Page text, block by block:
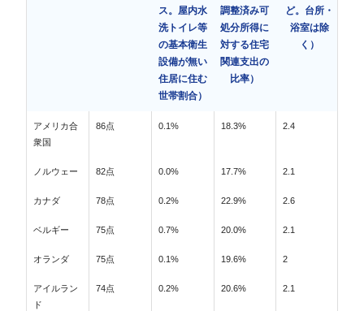
ス。屋内水
洗トイレ等
の基本衛生
設備が無い
住居に住む
世帯割合）
調整済み可
処分所得に
対する住宅
関連支出の
比率）
ど。台所・
浴室は除
く）
アメリカ合
衆国
86点 0.1% 18.3% 2.4
ノルウェー 82点 0.0% 17.7% 2.1
カナダ 78点 0.2% 22.9% 2.6
ベルギー 75点 0.7% 20.0% 2.1
オランダ 75点 0.1% 19.6% 2
アイルラン
ド
74点 0.2% 20.6% 2.1